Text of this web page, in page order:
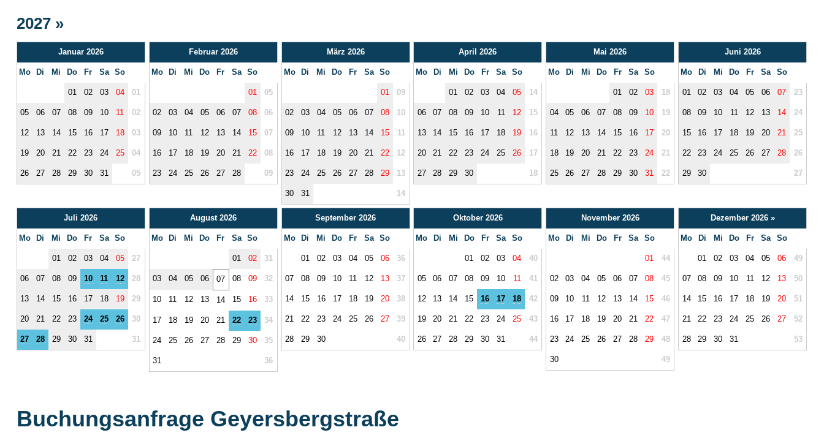
2027 »
Januar 2026
Mo Di Mi Do Fr Sa So
01 02 03 04 01
05 06 07 08 09 10 11 02
12 13 14 15 16 17 18 03
19 20 21 22 23 24 25 04
26 27 28 29 30 31 05
Februar 2026
Mo Di Mi Do Fr Sa So
01 05
02 03 04 05 06 07 08 06
09 10 11 12 13 14 15 07
16 17 18 19 20 21 22 08
23 24 25 26 27 28 09
März 2026
Mo Di Mi Do Fr Sa So
01 09
02 03 04 05 06 07 08 10
09 10 11 12 13 14 15 11
16 17 18 19 20 21 22 12
23 24 25 26 27 28 29 13
30 31 14
April 2026
Mo Di Mi Do Fr Sa So
01 02 03 04 05 14
06 07 08 09 10 11 12 15
13 14 15 16 17 18 19 16
20 21 22 23 24 25 26 17
27 28 29 30 18
Mai 2026
Mo Di Mi Do Fr Sa So
01 02 03 18
04 05 06 07 08 09 10 19
11 12 13 14 15 16 17 20
18 19 20 21 22 23 24 21
25 26 27 28 29 30 31 22
Juni 2026
Mo Di Mi Do Fr Sa So
01 02 03 04 05 06 07 23
08 09 10 11 12 13 14 24
15 16 17 18 19 20 21 25
22 23 24 25 26 27 28 26
29 30 27
Juli 2026
Mo Di Mi Do Fr Sa So
01 02 03 04 05 27
06 07 08 09 10 11 12 28
13 14 15 16 17 18 19 29
20 21 22 23 24 25 26 30
27 28 29 30 31 31
August 2026
Mo Di Mi Do Fr Sa So
01 02 31
03 04 05 06 07 08 09 32
10 11 12 13 14 15 16 33
17 18 19 20 21 22 23 34
24 25 26 27 28 29 30 35
31 36
September 2026
Mo Di Mi Do Fr Sa So
01 02 03 04 05 06 36
07 08 09 10 11 12 13 37
14 15 16 17 18 19 20 38
21 22 23 24 25 26 27 39
28 29 30 40
Oktober 2026
Mo Di Mi Do Fr Sa So
01 02 03 04 40
05 06 07 08 09 10 11 41
12 13 14 15 16 17 18 42
19 20 21 22 23 24 25 43
26 27 28 29 30 31 44
November 2026
Mo Di Mi Do Fr Sa So
01 44
02 03 04 05 06 07 08 45
09 10 11 12 13 14 15 46
16 17 18 19 20 21 22 47
23 24 25 26 27 28 29 48
30 49
Dezember 2026 »
Mo Di Mi Do Fr Sa So
01 02 03 04 05 06 49
07 08 09 10 11 12 13 50
14 15 16 17 18 19 20 51
21 22 23 24 25 26 27 52
28 29 30 31 53
Buchungsanfrage Geyersbergstraße